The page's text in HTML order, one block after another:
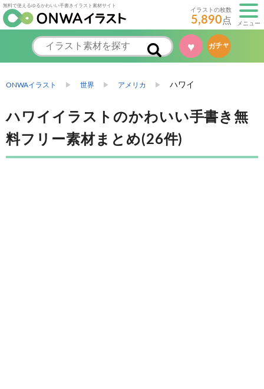
無料で使えるゆるかわいい手書きイラスト素材サイト
イラストの枚数
5,890点 メニュー
♥ ガチャ
ONWAイラスト 世界 アメリカ ハワイ
ハワイイラストのかわいい手書き無
料フリー素材まとめ(26件)